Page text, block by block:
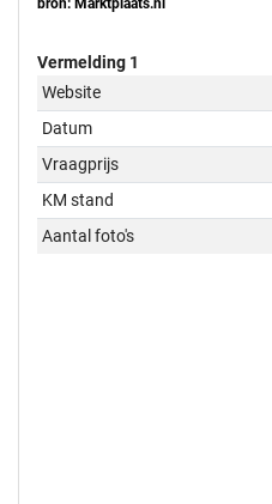
Vermelding 1
Website
Datum
Vraagprijs
KM stand
Aantal foto's